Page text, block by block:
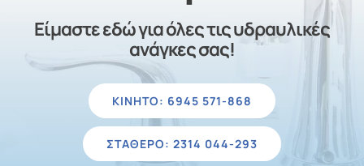
Είμαστε εδώ για όλες τις υδραυλικές
ανάγκες σας!
ΚΙΝΗΤΌ: 6945 571-868
ΣΤΑΘΕΡΌ: 2314 044-293